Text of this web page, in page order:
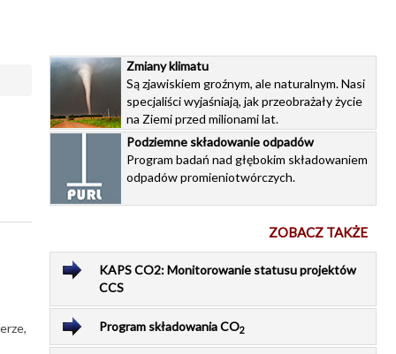
Zmiany klimatu
Są zjawiskiem groźnym, ale naturalnym. Nasi
specjaliści wyjaśniają, jak przeobrażały życie
na Ziemi przed milionami lat.
Podziemne składowanie odpadów
Program badań nad głębokim składowaniem
odpadów promieniotwórczych.
ZOBACZ TAKŻE
KAPS CO2: Monitorowanie statusu projektów
CCS
Program składowania CO2